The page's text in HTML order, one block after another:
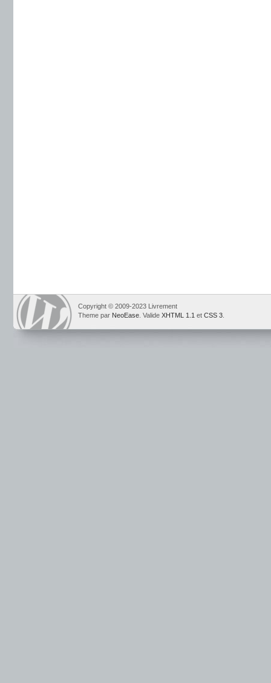
Copyright © 2009-2023 Livrement
Theme par NeoEase . Valide XHTML 1.1 et CSS 3